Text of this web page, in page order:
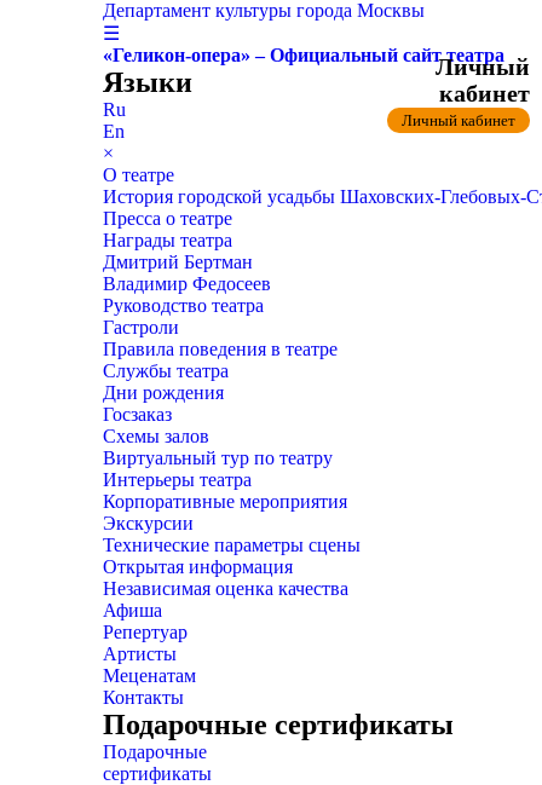
Департамент культуры города Москвы
☰
«Геликон-опера» – Официальный сайт театра
Языки
Ru
En
×
О театре
История городской усадьбы Шаховских-
Пресса о театре
Награды театра
Дмитрий Бертман
Владимир Федосеев
Руководство театра
Гастроли
Правила поведения в театре
Службы театра
Дни рождения
Госзаказ
Схемы залов
Виртуальный тур по театру
Интерьеры театра
Корпоративные мероприятия
Экскурсии
Технические параметры сцены
Открытая информация
Независимая оценка качества
Афиша
Репертуар
Артисты
Меценатам
Контакты
Подарочные сертификаты
Подарочные
сертификаты
Личный
кабинет
Личный кабинет